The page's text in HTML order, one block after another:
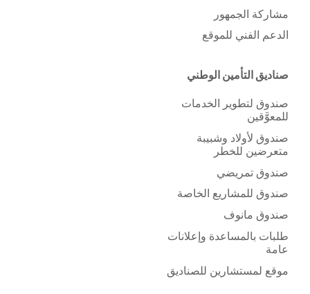
مشاركة الجمهور
الدعم الفني للموقع
صناديق التأمين الوطني
صندوق لتطوير الخدمات
للمعوَّقين
صندوق لأولاد وشبيبة
متعرضين للخطر
صندوق تمريضي
صندوق للمشاريع الخاصة
صندوق مانوف
طلبات بالمساعدة وإعلانات
عامة
موقع لمستشارين للصناديق